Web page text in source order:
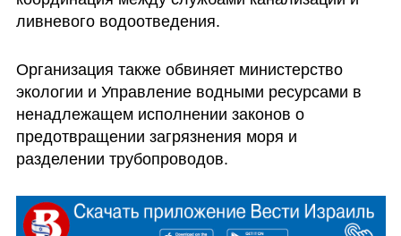
ливневого водоотведения.
Организация также обвиняет министерство
экологии и Управление водными ресурсами в
ненадлежащем исполнении законов о
предотвращении загрязнения моря и
разделении трубопроводов.